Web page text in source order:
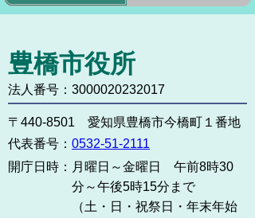
豊橋市役所
法人番号：3000020232017
〒440-8501 愛知県豊橋市今橋町１番地
代表番号： 0532-51-2111
開庁日時： 月曜日～金曜日 午前8時30
分～午後5時15分まで
（土・日・祝祭日・年末年始